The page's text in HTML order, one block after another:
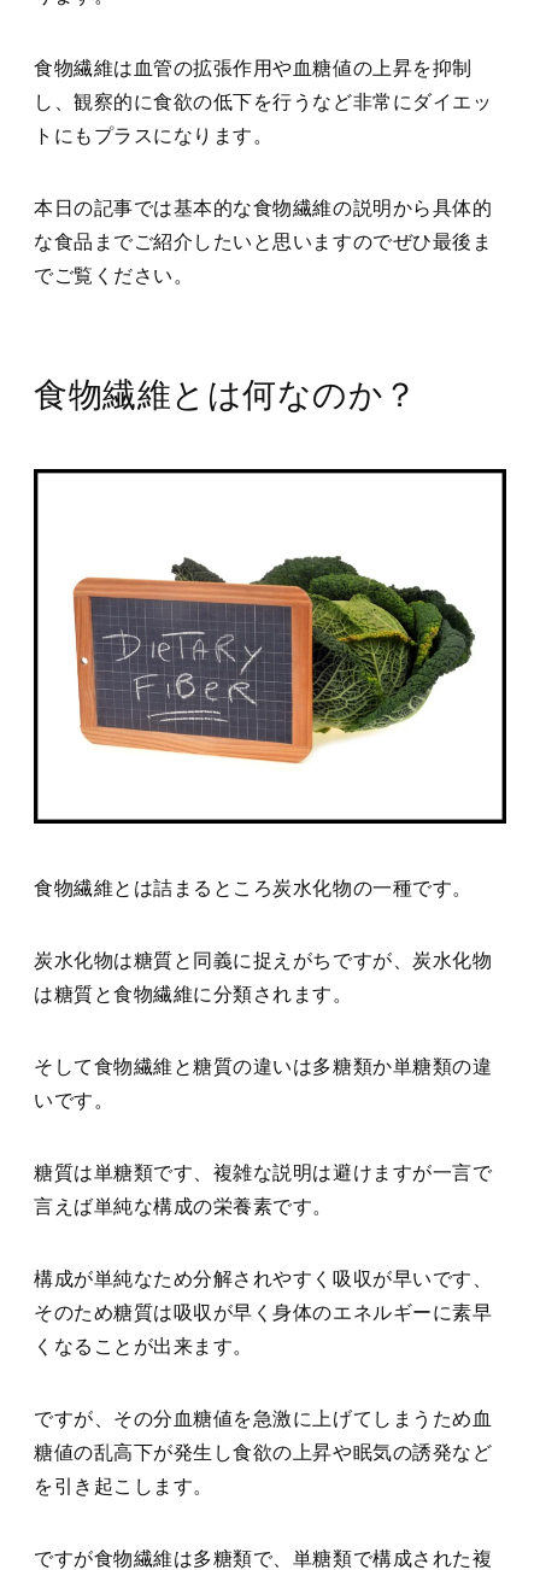
食物繊維は血管の拡張作用や血糖値の上昇を抑制
し、観察的に食欲の低下を行うなど非常にダイエッ
トにもプラスになります。
本日の記事では基本的な食物繊維の説明から具体的
な食品までご紹介したいと思いますのでぜひ最後ま
でご覧ください。
食物繊維とは何なのか？
食物繊維とは詰まるところ炭水化物の一種です。
炭水化物は糖質と同義に捉えがちですが、炭水化物
は糖質と食物繊維に分類されます。
そして食物繊維と糖質の違いは多糖類か単糖類の違
いです。
糖質は単糖類です、複雑な説明は避けますが一言で
言えば単純な構成の栄養素です。
構成が単純なため分解されやすく吸収が早いです、
そのため糖質は吸収が早く身体のエネルギーに素早
くなることが出来ます。
ですが、その分血糖値を急激に上げてしまうため血
糖値の乱高下が発生し食欲の上昇や眠気の誘発など
を引き起こします。
ですが食物繊維は多糖類で、単糖類で構成された複